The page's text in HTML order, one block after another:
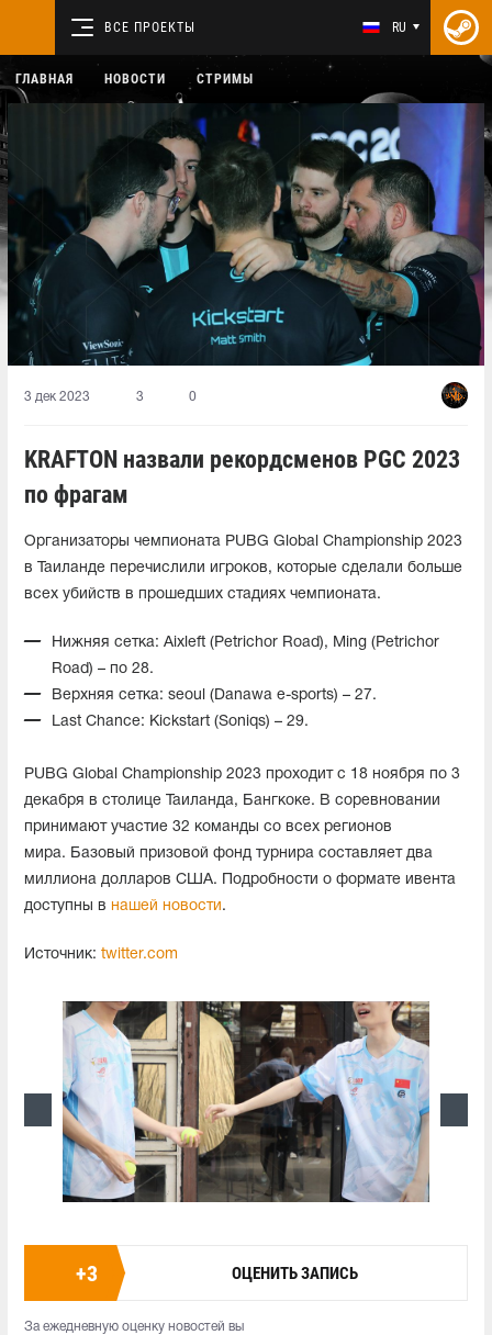
ВСЕ ПРОЕКТЫ RU
ГЛАВНАЯ НОВОСТИ СТРИМЫ
3 дек 2023 3 0
KRAFTON назвали рекордсменов PGC 2023
по фрагам
Организаторы чемпионата PUBG Global Championship 2023
в Таиланде перечислили игроков, которые сделали больше
всех убийств в прошедших стадиях чемпионата.
Нижняя сетка: Aixleft (Petrichor Road), Ming (Petrichor
Road) – по 28.
Верхняя сетка: seoul (Danawa e-sports) – 27.
Last Chance: Kickstart (Soniqs) – 29.
PUBG Global Championship 2023 проходит с 18 ноября по 3
декабря в столице Таиланда, Бангкоке. В соревновании
принимают участие 32 команды со всех регионов
мира. Базовый призовой фонд турнира составляет два
миллиона долларов США. Подробности о формате ивента
доступны в нашей новости.
Источник: twitter.com
+3 ОЦЕНИТЬ ЗАПИСЬ
За ежедневную оценку новостей вы